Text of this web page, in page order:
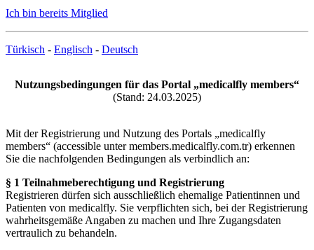
Ich bin bereits Mitglied
Türkisch - Englisch - Deutsch
Nutzungsbedingungen für das Portal „medicalfly members“
(Stand: 24.03.2025)
Mit der Registrierung und Nutzung des Portals „medicalfly
members“ (accessible unter members.medicalfly.com.tr) erkennen
Sie die nachfolgenden Bedingungen als verbindlich an:
§ 1 Teilnahmeberechtigung und Registrierung
Registrieren dürfen sich ausschließlich ehemalige Patientinnen und
Patienten von medicalfly. Sie verpflichten sich, bei der Registrierung
wahrheitsgemäße Angaben zu machen und Ihre Zugangsdaten
vertraulich zu behandeln.